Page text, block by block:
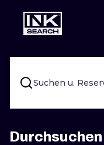
KRAKAU
BERLIN
Suchen u.